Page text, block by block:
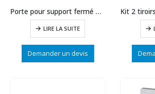
Porte pour support fermé gauche
LIRE LA SUITE
Demander un devis